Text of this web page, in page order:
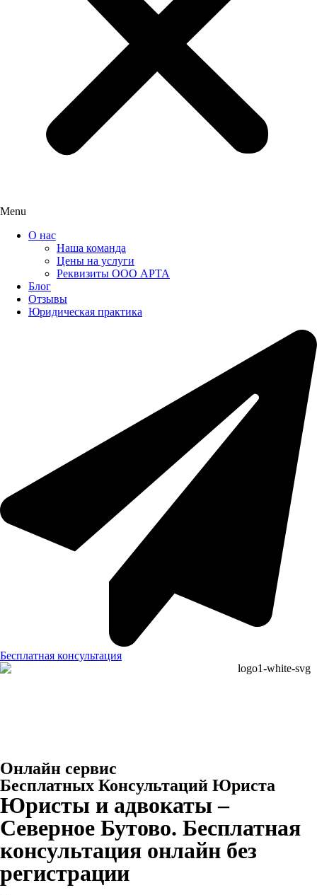
Menu
О нас
Наша команда
Цены на услуги
Реквизиты ООО АРТА
Блог
Отзывы
Юридическая практика
Бесплатная консультация
Онлайн сервис
Бесплатных Консультаций Юриста
Юристы и адвокаты –
Северное Бутово. Бесплатная
консультация онлайн без
регистрации